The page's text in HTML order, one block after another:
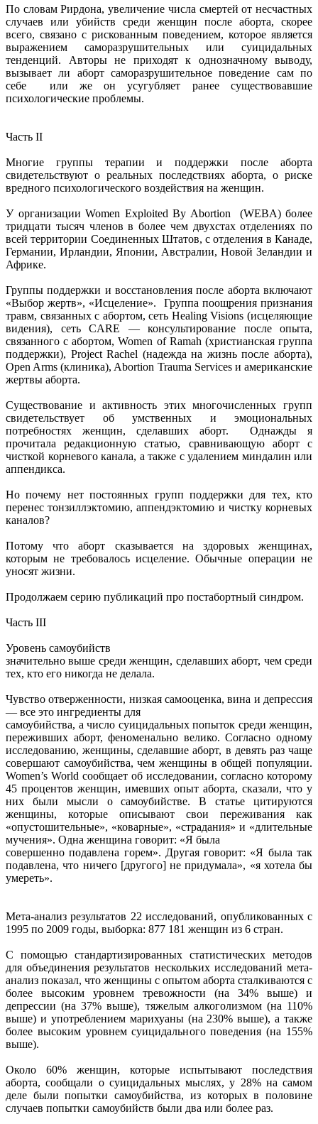
По словам Рирдона, увеличение числа смертей от несчастных
случаев или убийств среди женщин после аборта, скорее
всего, связано с рискованным поведением, которое является
выражением саморазрушительных или суицидальных
тенденций. Авторы не приходят к однозначному выводу,
вызывает ли аборт саморазрушительное поведение сам по
себе или же он усугубляет ранее существовавшие
психологические проблемы.
Часть II
Многие группы терапии и поддержки после аборта
свидетельствуют о реальных последствиях аборта, о риске
вредного психологического воздействия на женщин.
У организации Women Exploited By Abortion (WEBA) более
тридцати тысяч членов в более чем двухстах отделениях по
всей территории Соединенных Штатов, с отделения в Канаде,
Германии, Ирландии, Японии, Австралии, Новой Зеландии и
Африке.
Группы поддержки и восстановления после аборта включают
«Выбор жертв», «Исцеление». Группа поощрения признания
травм, связанных с абортом, сеть Healing Visions (исцеляющие
видения), сеть CARE — консультирование после опыта,
связанного с абортом, Women of Ramah (христианская группа
поддержки), Project Rachel (надежда на жизнь после аборта),
Open Arms (клиника), Abortion Trauma Services и американские
жертвы аборта.
Существование и активность этих многочисленных групп
свидетельствует об умственных и эмоциональных
потребностях женщин, сделавших аборт. Однажды я
прочитала редакционную статью, сравнивающую аборт с
чисткой корневого канала, а также с удалением миндалин или
аппендикса.
Но почему нет постоянных групп поддержки для тех, кто
перенес тонзиллэктомию, аппендэктомию и чистку корневых
каналов?
Потому что аборт сказывается на здоровых женщинах,
которым не требовалось исцеление. Обычные операции не
уносят жизни.
​​Продолжаем серию публикаций про постабортный синдром.
Часть III
Уровень самоубийств
значительно выше среди женщин, сделавших аборт, чем среди
тех, кто его никогда не делала.
Чувство отверженности, низкая самооценка, вина и депрессия
— все это ингредиенты для
самоубийства, а число суицидальных попыток среди женщин,
переживших аборт, феноменально велико. Согласно одному
исследованию, женщины, сделавшие аборт, в девять раз чаще
совершают самоубийства, чем женщины в общей популяции.
Women’s World сообщает об исследовании, согласно которому
45 процентов женщин, имевших опыт аборта, сказали, что у
них были мысли о самоубийстве. В статье цитируются
женщины, которые описывают свои переживания как
«опустошительные», «коварные», «страдания» и «длительные
мучения». Одна женщина говорит: «Я была
совершенно подавлена горем». Другая говорит: «Я была так
подавлена, что ничего [другого] не придумала», «я хотела бы
умереть».
Мета-анализ результатов 22 исследований, опубликованных с
1995 по 2009 годы, выборка: 877 181 женщин из 6 стран.
С помощью стандартизированных статистических методов
для объединения результатов нескольких исследований мета-
анализ показал, что женщины с опытом аборта сталкиваются с
более высоким уровнем тревожности (на 34% выше) и
депрессии (на 37% выше), тяжелым алкоголизмом (на 110%
выше) и употреблением марихуаны (на 230% выше), а также
более высоким уровнем суицидального поведения (на 155%
выше).
Около 60% женщин, которые испытывают последствия
аборта, сообщали о суицидальных мыслях, у 28% на самом
деле были попытки самоубийства, из которых в половине
случаев попытки самоубийств были два или более раз.